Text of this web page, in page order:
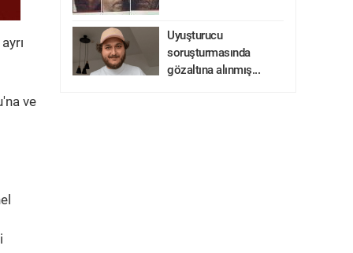
ve
Uyuşturucu
soruşturmasında
gözaltına alınmış...